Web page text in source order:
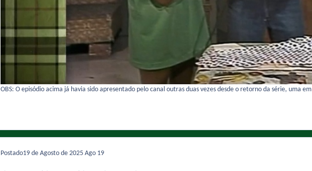
OBS: O episódio acima já havia sido apresentado pelo canal outras duas vezes desde o retorno da série, uma
Postado19 de Agosto de 2025 Ago 19